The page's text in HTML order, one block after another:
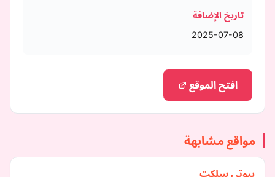
تاريخ الإضافة
2025-07-08
افتح الموقع
مواقع مشابهة
بيوتي سلكت